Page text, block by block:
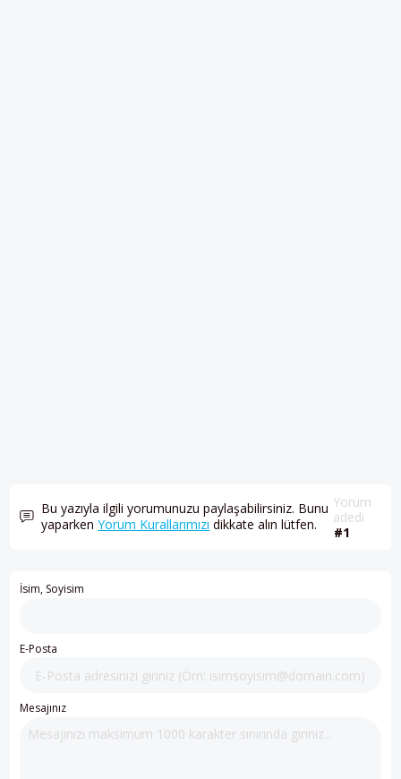
Bu yazıyla ilgili yorumunuzu paylaşabilirsiniz. Bunu
yaparkenYorum Kurallarımızı dikkate alın lütfen.
Yorum
adedi
#1
İsim, Soyisim
E-Posta
Mesajınız